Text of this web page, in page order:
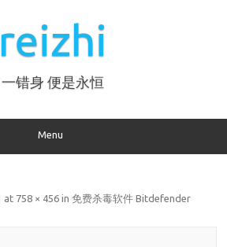
reizhi
一错身 便是永恒
Menu
at 758 × 456 in 免费杀毒软件 Bitdefender